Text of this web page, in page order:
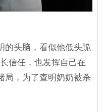
的头脑，看似他低头跪
信任，也发挥自己在
局，为了查明奶奶被杀